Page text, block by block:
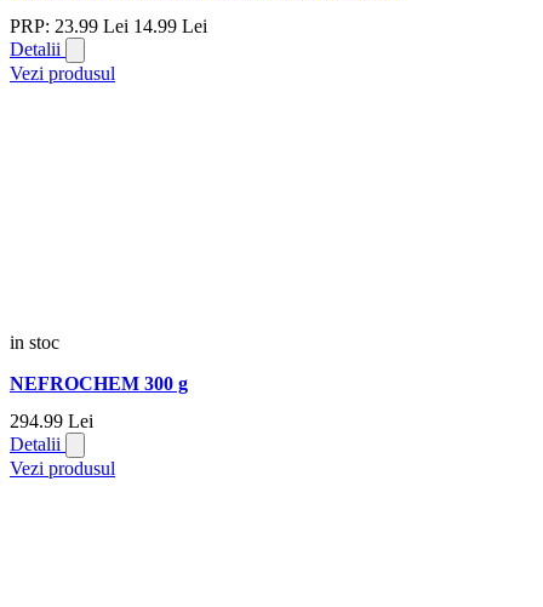
PRP: 23.99 Lei 14.99 Lei
Detalii
Vezi produsul
in stoc
NEFROCHEM 300 g
294.99 Lei
Detalii
Vezi produsul